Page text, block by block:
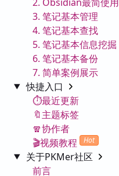
3. 笔记基本管理
4. 笔记基本查找
5. 笔记基本信息挖掘
6. 笔记基本备份
7. 简单案例展示
快捷入口
⏱️最近更新
🔖主题标签
🧣协作者
🎬视频教程
Hot
关于PKMer社区
前言